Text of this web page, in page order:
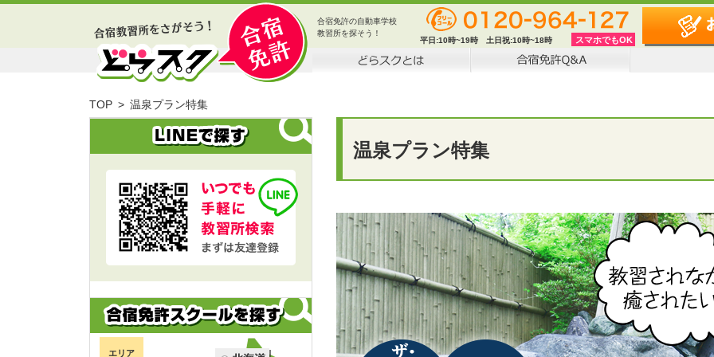
合宿免許の自動車学校
教習所を探そう！
平日:10時~19時 土日祝:10時~18時 スマホでもOK
TOP 温泉プラン特集
温泉プラン特集
エリア